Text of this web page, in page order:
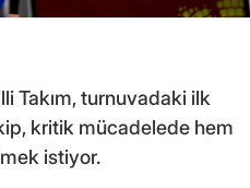
Takım, turnuvadaki ilk
kritik mücadelede hem
istiyor.